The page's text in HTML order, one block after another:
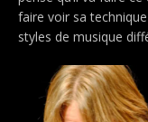
faire voir sa
styles de musique